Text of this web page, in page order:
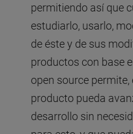
permitiendo así que
estudiarlo, usarlo,
de éste y de sus
productos con base
open source
producto pueda
desarrollo sin